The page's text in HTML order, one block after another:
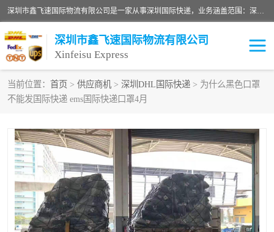
深圳市鑫飞速国际物流有限公司是一家从事深圳国际快递，业务涵盖范围：深圳DHL国际快递、深圳国际快递公司、深圳国际物流公司、深圳国际快递、深圳DHL国际快递电话可拨打全国服务热线：15019287411。欢迎各位亲来人来电到我司洽谈合作。
深圳市鑫飞速国际物流有限公司
Xinfeisu Express
当前位置： 首页 > 供应商机 > 深圳DHL国际快递 > 为什么黑色口罩
不能发国际快递 ems国际快递口罩4月
联邦快递
俄罗斯快递 巴西快递
深圳DHL国际快递 伊朗快递
UPS国际快递 深圳国际快递公司
深圳国际物流公司 深圳国际快递电话